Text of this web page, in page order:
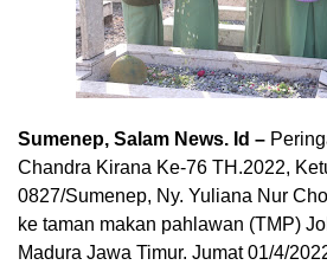
Sumenep, Salam News. Id –
Chandra Kirana Ke-76 TH.2022,
0827/Sumenep, Ny. Yuliana Nur
ke taman makan pahlawan (TMP)
Madura Jawa Timur. Jumat 01/4/